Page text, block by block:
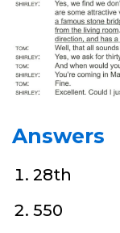
Answers
28th
550